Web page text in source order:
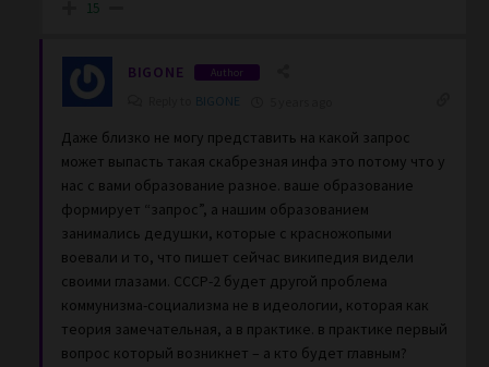
15
BIGONE Author
BIGONE
Даже близко не могу представить на какой запрос
может выпасть такая скабрезная инфа это потому что у
нас с вами образование разное. ваше образование
формирует “запрос”, а нашим образованием
занимались дедушки, которые с красножопыми
воевали и то, что пишет сейчас википедия видели
своими глазами. СССР-2 будет другой проблема
коммунизма-социализма не в идеологии, которая как
теория замечательная, а в практике. в практике первый
вопрос который возникнет – а кто будет главным?